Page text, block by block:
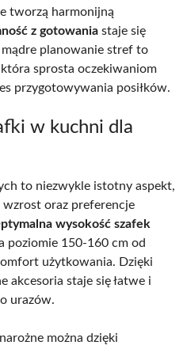
tworzą harmonijną
z gotowania staje się
planowanie stref to
sprosta oczekiwaniom
przygotowywania posiłków.
w kuchni dla
to niezwykle istotny aspekt,
oraz preferencje
wysokość szafek
poziomie 150-160 cm od
użytkowania. Dzięki
akcesoria staje się łatwe i
urazów.
można dzięki